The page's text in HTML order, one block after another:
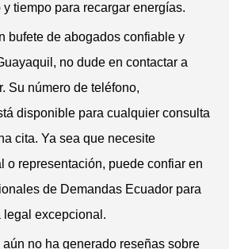
tiempo para recargar energías.
bufete de abogados confiable y
no dude en contactar a
Su número de teléfono,
disponible para cualquier consulta
cita. Ya sea que necesite
o representación, puede confiar en
de Demandas Ecuador para
legal excepcional.
no ha generado reseñas sobre